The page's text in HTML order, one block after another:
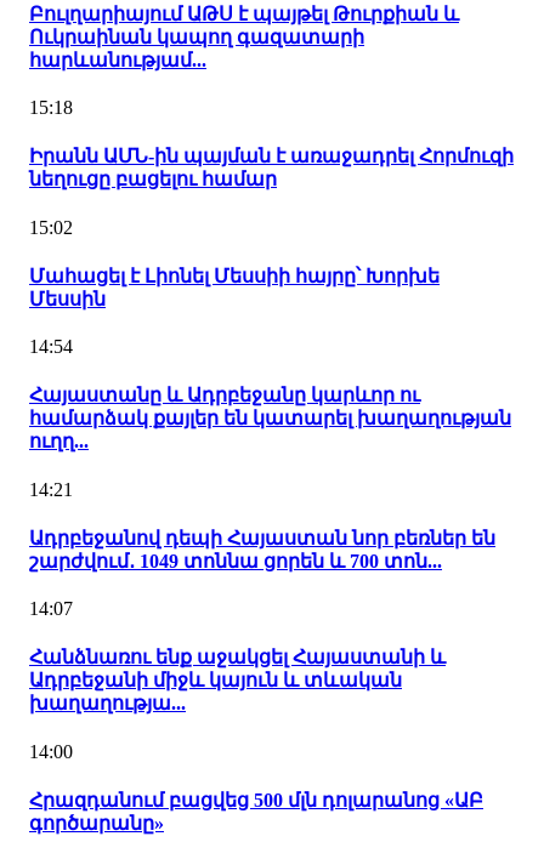
Բուլղարիայում ԱԹՍ է պայթել Թուրքիան և
Ուկրաինան կապող գազատարի
հարևանությամ...
15:18
Իրանն ԱՄՆ-ին պայման է առաջադրել Հորմուզի
նեղուցը բացելու համար
15:02
Մահացել է Լիոնել Մեսսիի հայրը՝ Խորխե
Մեսսին
14:54
Հայաստանը և Ադրբեջանը կարևոր ու
համարձակ քայլեր են կատարել խաղաղության
ուղղ...
14:21
Ադրբեջանով դեպի Հայաստան նոր բեռներ են
շարժվում․ 1049 տոննա ցորեն և 700 տոն...
14:07
Հանձնառու ենք աջակցել Հայաստանի և
Ադրբեջանի միջև կայուն և տևական
խաղաղությա...
14:00
Հրազդանում բացվեց 500 մլն դոլարանոց «ԱԲ
գործարանը»